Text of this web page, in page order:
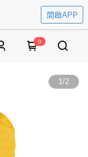
開啟APP
0
1/2